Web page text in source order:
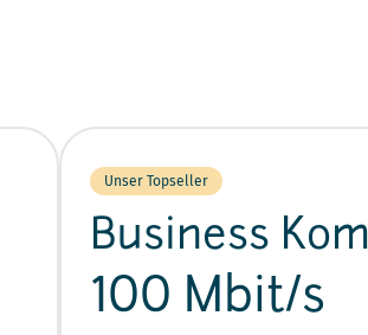
Unser Topseller
Business
100 Mbit/s